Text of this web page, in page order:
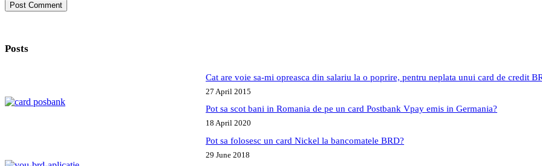
Post Comment
Posts
Cat are voie sa-mi opreasca din salariu la o poprire, pentru neplata unui card de credit
27 April 2015
Pot sa scot bani in Romania de pe un card Postbank Vpay emis in Germania?
18 April 2020
Pot sa folosesc un card Nickel la bancomatele BRD?
29 June 2018